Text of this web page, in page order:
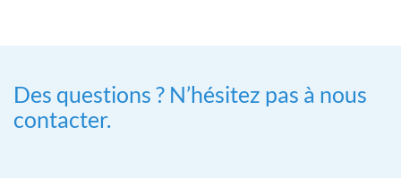
Des questions ? N’hésitez pas à nous
contacter.